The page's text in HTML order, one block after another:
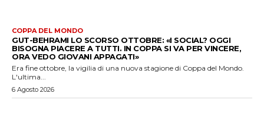
COPPA DEL MONDO
GUT-BEHRAMI LO SCORSO OTTOBRE: «I SOCIAL? OGGI
BISOGNA PIACERE A TUTTI. IN COPPA SI VA PER VINCERE,
ORA VEDO GIOVANI APPAGATI»
Era fine ottobre, la vigilia di una nuova stagione di Coppa del Mondo.
L'ultima...
6 Agosto 2026